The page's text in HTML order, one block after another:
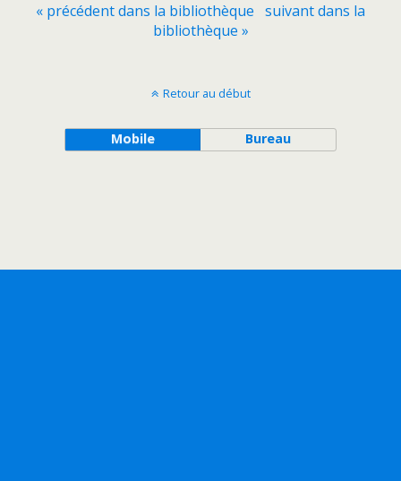
« précédent dans la bibliothèque suivant dans la
bibliothèque »
Retour au début
Mobile Bureau